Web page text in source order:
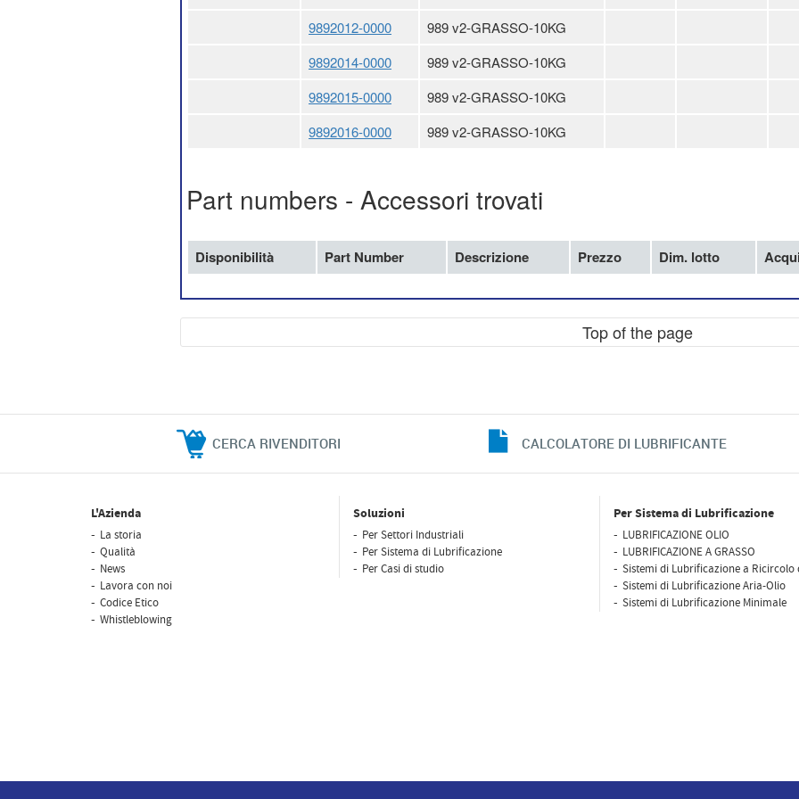
9892012-0000
989 v2-GRASSO-10KG
9892014-0000
989 v2-GRASSO-10KG
9892015-0000
989 v2-GRASSO-10KG
9892016-0000
989 v2-GRASSO-10KG
Part numbers - Accessori trovati
Disponibilità Part Number Descrizione Prezzo Dim. lotto
Top of the page
CERCA RIVENDITORI CALCOLATORE DI LUBRIFICANTE
L'Azienda
La storia
Qualità
News
Lavora con noi
Codice Etico
Whistleblowing
Soluzioni
Per Settori Industriali
Per Sistema di Lubrificazione
Per Casi di studio
Per Sistema di Lubrificazione
LUBRIFICAZIONE OLIO
LUBRIFICAZIONE A GRASSO
Sistemi di Lubrificazione a Ricircolo
Sistemi di Lubrificazione Aria-Olio
Sistemi di Lubrificazione Minimale